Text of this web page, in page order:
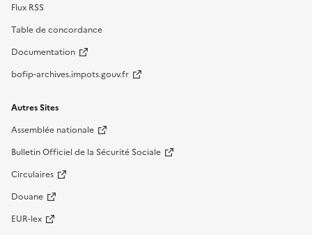
Flux RSS
Table de concordance
Documentation
bofip-archives.impots.gouv.fr
Autres Sites
Assemblée nationale
Bulletin Officiel de la Sécurité Sociale
Circulaires
Douane
EUR-lex